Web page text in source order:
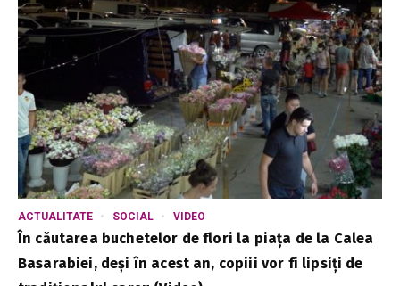
ACTUALITATE SOCIAL VIDEO
În căutarea buchetelor de flori la piața de la Calea
Basarabiei, deși în acest an, copiii vor fi lipsiți de